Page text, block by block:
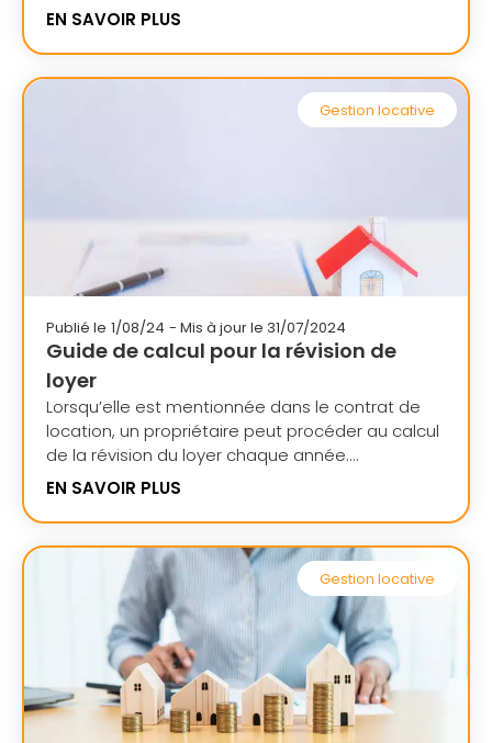
EN SAVOIR PLUS
Gestion locative
Publié le 1/08/24 - Mis à jour le 31/07/2024
Guide de calcul pour la révision de
loyer
Lorsqu’elle est mentionnée dans le contrat de
location, un propriétaire peut procéder au calcul
de la révision du loyer chaque année....
EN SAVOIR PLUS
Gestion locative